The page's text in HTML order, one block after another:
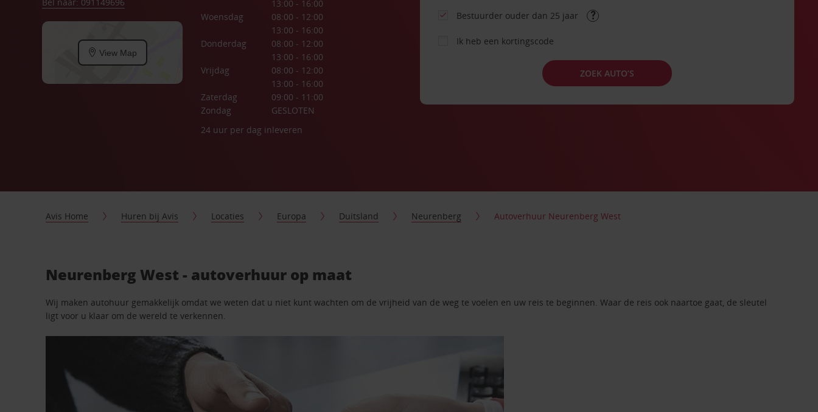
View Map
13:00 - 16:00
Woensdag
08:00 - 12:00
13:00 - 16:00
Donderdag
08:00 - 12:00
13:00 - 16:00
Vrijdag
08:00 - 12:00
13:00 - 16:00
Zaterdag
09:00 - 11:00
Zondag
GESLOTEN
24 uur per dag inleveren
Bestuurder ouder dan 25 jaar
Ik heb een kortingscode
ZOEK AUTO’S
Avis Home Huren bij Avis Locaties Europa Duitsland Neurenberg Autoverhuur Neurenberg West
Neurenberg West - autoverhuur op maat
Wij maken autohuur gemakkelijk omdat we weten dat u niet kunt wachten om de vrijheid van de weg te voelen en uw reis te beginnen. Waar de reis ook naartoe gaat, de sleutel
ligt voor u klaar om de wereld te verkennen.